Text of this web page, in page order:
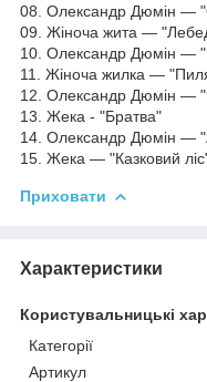
08. Олександр Дюмін —
09. Жіноча жита —
10. Олександр Дюмін —
11. Жіноча жилка —
12. Олександр Дюмін —
13. Жека - "Братва"
14. Олександр Дюмін —
15. Жека — "Казковий
Приховати
Характеристики
Користувальницькі
Категорії
Артикул